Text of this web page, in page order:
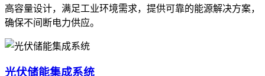
高容量设计，满足工业环境需求，提供可靠的能源解决方案，
确保不间断电力供应。
光伏储能集成系统